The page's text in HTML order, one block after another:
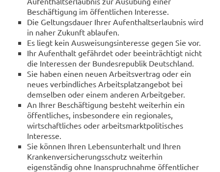
Beschäftigung im öffentlichen Interesse.
Die Geltungsdauer Ihrer Aufenthaltserlaubnis wird
in naher Zukunft ablaufen.
Es liegt kein Ausweisungsinteresse gegen Sie vor.
Ihr Aufenthalt gefährdet oder beeinträchtigt nicht
die Interessen der Bundesrepublik Deutschland.
Sie haben einen neuen Arbeitsvertrag oder ein
neues verbindliches Arbeitsplatzangebot bei
demselben oder einem anderen Arbeitgeber.
An Ihrer Beschäftigung besteht weiterhin ein
öffentliches, insbesondere ein regionales,
wirtschaftliches oder arbeitsmarktpolitisches
Interesse.
Sie können Ihren Lebensunterhalt und Ihren
Krankenversicherungsschutz weiterhin
eigenständig ohne Inanspruchnahme öffentlicher